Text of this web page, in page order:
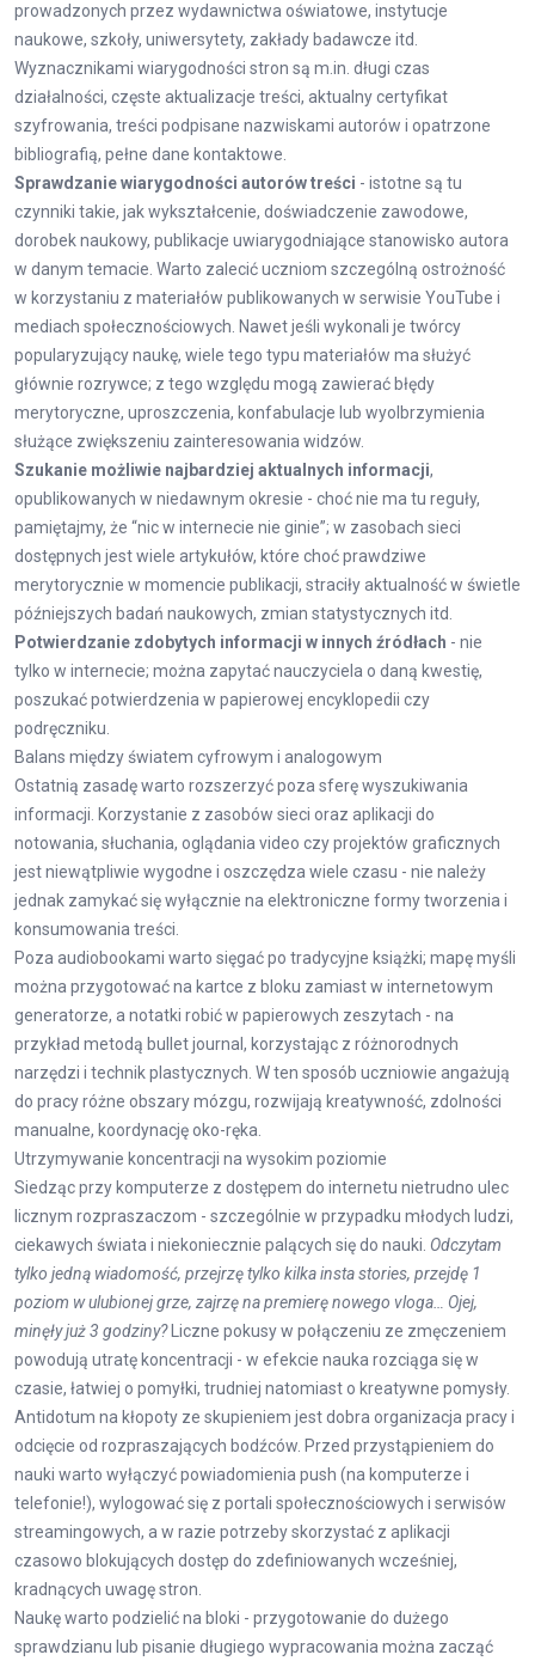
prowadzonych przez wydawnictwa oświatowe, instytucje
naukowe, szkoły, uniwersytety, zakłady badawcze itd.
Wyznacznikami wiarygodności stron są m.in. długi czas
działalności, częste aktualizacje treści, aktualny certyfikat
szyfrowania, treści podpisane nazwiskami autorów i opatrzone
bibliografią, pełne dane kontaktowe.
Sprawdzanie wiarygodności autorów treści - istotne są tu
czynniki takie, jak wykształcenie, doświadczenie zawodowe,
dorobek naukowy, publikacje uwiarygodniające stanowisko autora
w danym temacie. Warto zalecić uczniom szczególną ostrożność
w korzystaniu z materiałów publikowanych w serwisie YouTube i
mediach społecznościowych. Nawet jeśli wykonali je twórcy
popularyzujący naukę, wiele tego typu materiałów ma służyć
głównie rozrywce; z tego względu mogą zawierać błędy
merytoryczne, uproszczenia, konfabulacje lub wyolbrzymienia
służące zwiększeniu zainteresowania widzów.
Szukanie możliwie najbardziej aktualnych informacji,
opublikowanych w niedawnym okresie - choć nie ma tu reguły,
pamiętajmy, że “nic w internecie nie ginie”; w zasobach sieci
dostępnych jest wiele artykułów, które choć prawdziwe
merytorycznie w momencie publikacji, straciły aktualność w świetle
późniejszych badań naukowych, zmian statystycznych itd.
Potwierdzanie zdobytych informacji w innych źródłach - nie
tylko w internecie; można zapytać nauczyciela o daną kwestię,
poszukać potwierdzenia w papierowej encyklopedii czy
podręczniku.
Balans między światem cyfrowym i analogowym
Ostatnią zasadę warto rozszerzyć poza sferę wyszukiwania
informacji. Korzystanie z zasobów sieci oraz aplikacji do
notowania, słuchania, oglądania video czy projektów graficznych
jest niewątpliwie wygodne i oszczędza wiele czasu - nie należy
jednak zamykać się wyłącznie na elektroniczne formy tworzenia i
konsumowania treści.
Poza audiobookami warto sięgać po tradycyjne książki; mapę myśli
można przygotować na kartce z bloku zamiast w internetowym
generatorze, a notatki robić w papierowych zeszytach - na
przykład metodą bullet journal, korzystając z różnorodnych
narzędzi i technik plastycznych. W ten sposób uczniowie angażują
do pracy różne obszary mózgu, rozwijają kreatywność, zdolności
manualne, koordynację oko-ręka.
Utrzymywanie koncentracji na wysokim poziomie
Siedząc przy komputerze z dostępem do internetu nietrudno ulec
licznym rozpraszaczom - szczególnie w przypadku młodych ludzi,
ciekawych świata i niekoniecznie palących się do nauki. Odczytam
tylko jedną wiadomość, przejrzę tylko kilka insta stories, przejdę 1
poziom w ulubionej grze, zajrzę na premierę nowego vloga… Ojej,
minęły już 3 godziny? Liczne pokusy w połączeniu ze zmęczeniem
powodują utratę koncentracji - w efekcie nauka rozciąga się w
czasie, łatwiej o pomyłki, trudniej natomiast o kreatywne pomysły.
Antidotum na kłopoty ze skupieniem jest dobra organizacja pracy i
odcięcie od rozpraszających bodźców. Przed przystąpieniem do
nauki warto wyłączyć powiadomienia push (na komputerze i
telefonie!), wylogować się z portali społecznościowych i serwisów
streamingowych, a w razie potrzeby skorzystać z aplikacji
czasowo blokujących dostęp do zdefiniowanych wcześniej,
kradnących uwagę stron.
Naukę warto podzielić na bloki - przygotowanie do dużego
sprawdzianu lub pisanie długiego wypracowania można zacząć